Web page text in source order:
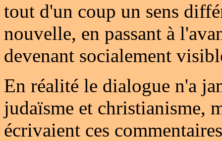
tout d'un coup un sens
nouvelle, en passant à
devenant socialement
En réalité le dialogue n'a
judaïsme et christianisme,
écrivaient ces